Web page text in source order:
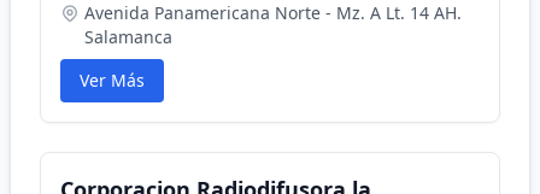
Avenida Panamericana Norte - Mz. A Lt. 14 AH.
Salamanca
Ver Más